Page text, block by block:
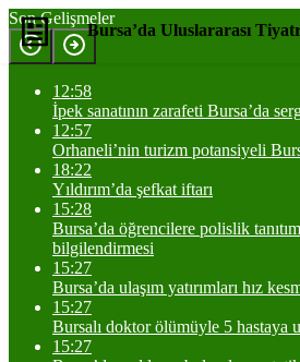
Son Gelişmeler
12:58
İpek sanatının zarafeti Bursa’da
12:57
Orhaneli’nin turizm potansiyeli
18:22
Yıldırım’da şefkat iftarı
15:28
Bursa’da öğrencilere polislik
bilgilendirmesi
15:27
Bursa’da ulaşım yatırımları hız
15:27
Bursalı doktor ölümüyle 5 hastaya
15:27
Bursa’da Uluslararası
Yorum Yap